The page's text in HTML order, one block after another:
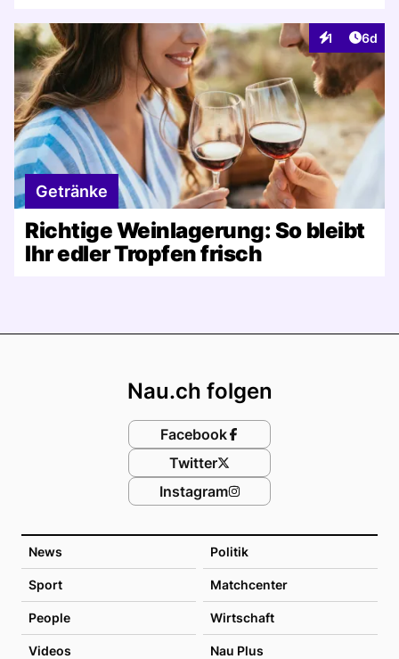
1
Interaktionen
6d
Getränke
Richtige Weinlagerung: So bleibt
Ihr edler Tropfen frisch
News Politik
Sport Matchcenter
People Wirtschaft
Videos Nau Plus
Nau.ch folgen
Facebook
Twitter
Instagram